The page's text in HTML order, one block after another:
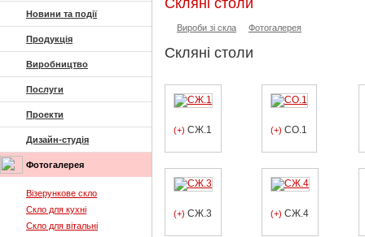
Новини та події
Продукція
Виробництво
Послуги
Проекти
Дизайн-студія
Фотогалерея
Візерункове скло
Скло для кухні
Скло для вітальні
Скляні столи
Вироби зі скла Фотогалерея
Скляні столи
(+) СЖ.1 (+) СО.1
(+) СЖ.3 (+) СЖ.4